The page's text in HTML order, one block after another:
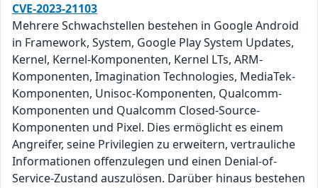
CVE-2023-21103
Mehrere Schwachstellen bestehen in Google Android
in Framework, System, Google Play System Updates,
Kernel, Kernel-Komponenten, Kernel LTs, ARM-
Komponenten, Imagination Technologies, MediaTek-
Komponenten, Unisoc-Komponenten, Qualcomm-
Komponenten und Qualcomm Closed-Source-
Komponenten und Pixel. Dies ermöglicht es einem
Angreifer, seine Privilegien zu erweitern, vertrauliche
Informationen offenzulegen und einen Denial-of-
Service-Zustand auszulösen. Darüber hinaus bestehen